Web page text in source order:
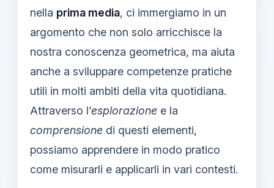
nella prima media, ci immergiamo in un
argomento che non solo arricchisce la
nostra conoscenza geometrica, ma aiuta
anche a sviluppare competenze pratiche
utili in molti ambiti della vita quotidiana.
Attraverso l’esplorazione e la
comprensione di questi elementi,
possiamo apprendere in modo pratico
come misurarli e applicarli in vari contesti.